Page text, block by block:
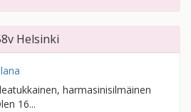
Helsinki
harmasinisilmäinen
16...